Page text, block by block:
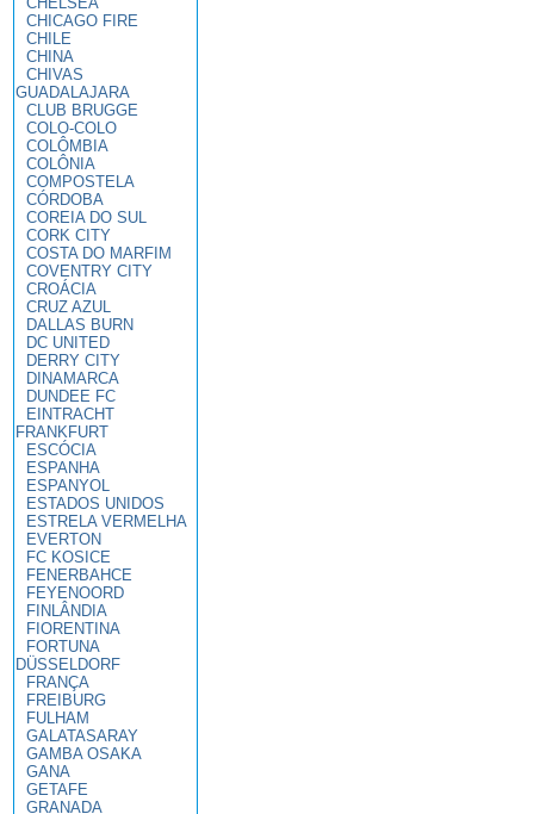
CHICAGO FIRE
CHILE
CHINA
CHIVAS
GUADALAJARA
CLUB BRUGGE
COLO-COLO
COLÔMBIA
COLÔNIA
COMPOSTELA
CÓRDOBA
COREIA DO SUL
CORK CITY
COSTA DO MARFIM
COVENTRY CITY
CROÁCIA
CRUZ AZUL
DALLAS BURN
DC UNITED
DERRY CITY
DINAMARCA
DUNDEE FC
EINTRACHT
FRANKFURT
ESCÓCIA
ESPANHA
ESPANYOL
ESTADOS UNIDOS
ESTRELA VERMELHA
EVERTON
FC KOSICE
FENERBAHCE
FEYENOORD
FINLÂNDIA
FIORENTINA
FORTUNA
DÜSSELDORF
FRANÇA
FREIBURG
FULHAM
GALATASARAY
GAMBA OSAKA
GANA
GETAFE
GRANADA